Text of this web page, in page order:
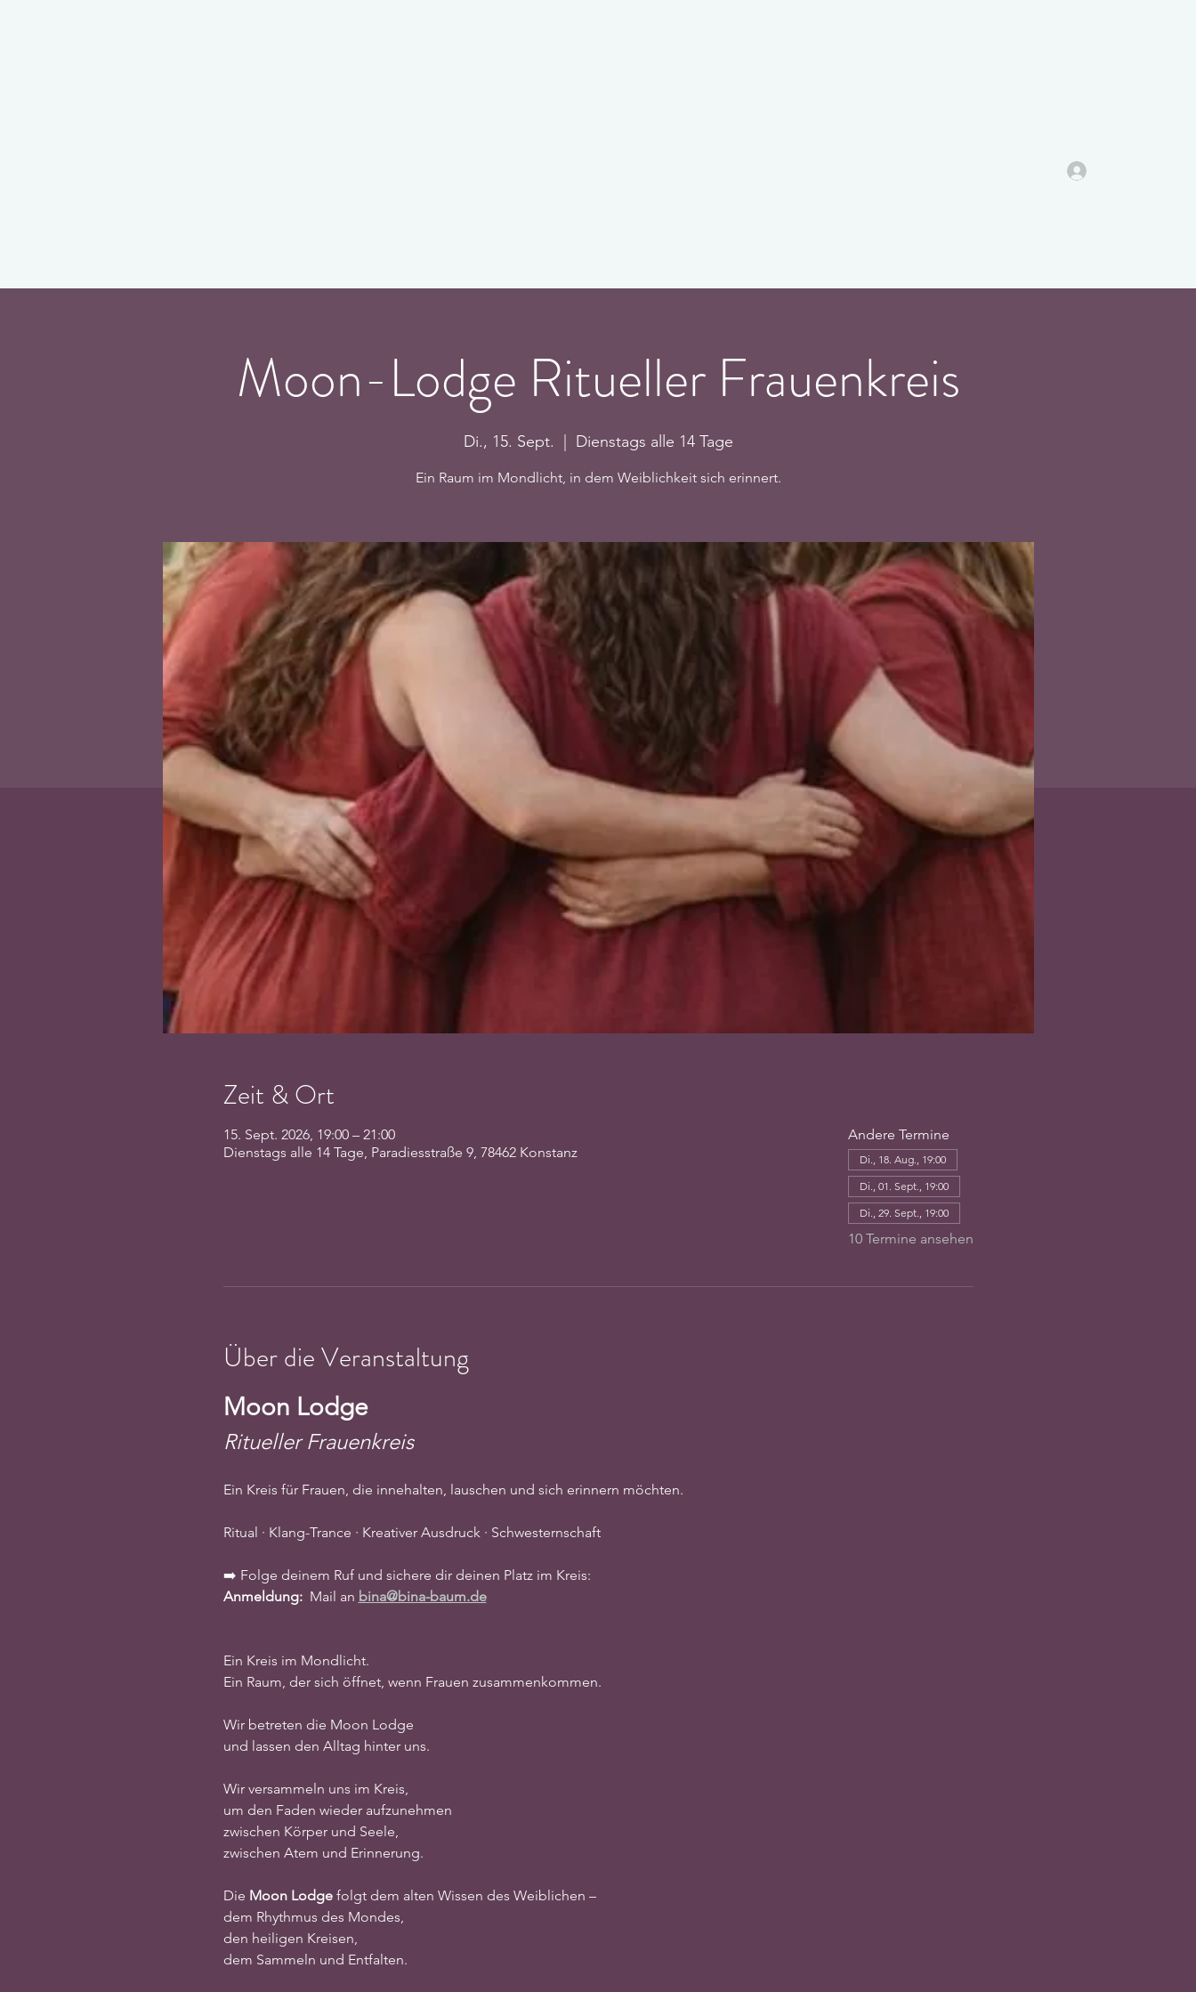
Moon-Lodge Ritueller Frauenkreis
Di., 15. Sept. Dienstags alle 14 Tage
Ein Raum im Mondlicht, in dem Weiblichkeit sich erinnert.
Zeit & Ort
15. Sept. 2026, 19:00 – 21:00
Dienstags alle 14 Tage, Paradiesstraße 9, 78462 Konstanz
Andere Termine
Di., 18. Aug., 19:00
Di., 01. Sept., 19:00
Di., 29. Sept., 19:00
10 Termine ansehen
Über die Veranstaltung
Moon Lodge
Ritueller Frauenkreis
Ein Kreis für Frauen, die innehalten, lauschen und sich erinnern möchten.
Ritual · Klang-Trance · Kreativer Ausdruck · Schwesternschaft
➡️ Folge deinem Ruf und sichere dir deinen Platz im Kreis:
Anmeldung: Mail an bina@bina-baum.de
Ein Kreis im Mondlicht.
Ein Raum, der sich öffnet, wenn Frauen zusammenkommen.
Wir betreten die Moon Lodge
und lassen den Alltag hinter uns.
Wir versammeln uns im Kreis,
um den Faden wieder aufzunehmen
zwischen Körper und Seele,
zwischen Atem und Erinnerung.
Die Moon Lodge folgt dem alten Wissen des Weiblichen –
dem Rhythmus des Mondes,
den heiligen Kreisen,
dem Sammeln und Entfalten.